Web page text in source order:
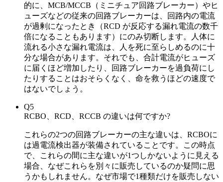
的に、MCB/MCCB（ミニチュア回路ブレーカー）やヒ
ューズなどの従来の回路ブレーカーは、回路内の電流
が過剰になったとき（RCD が反応する漏れ電流の数千
倍​​になることもあります）にのみ切断します。人体に
流れる小さな漏れ電流は、人を死に至らしめるのに十
分な場合があります。それでも、合計電流がヒューズ
に届くほど増加したり、回路ブレーカーを過負荷にし
たりすることはおそらくなく、命を救うほどの速度で
はないでしょう。
Q5
RCBO、RCD、RCCB の違いは何ですか?
これらの2つの回路ブレーカーの主な違いは、RCBOに
は過電流検出器が装備されていることです。この時点
で、これらの間に主な違いが1つしかないように見える
場合、なぜこれらを別々に販売しているのか疑問に思
うかもしれません。なぜ市場で1種類だけを販売しない